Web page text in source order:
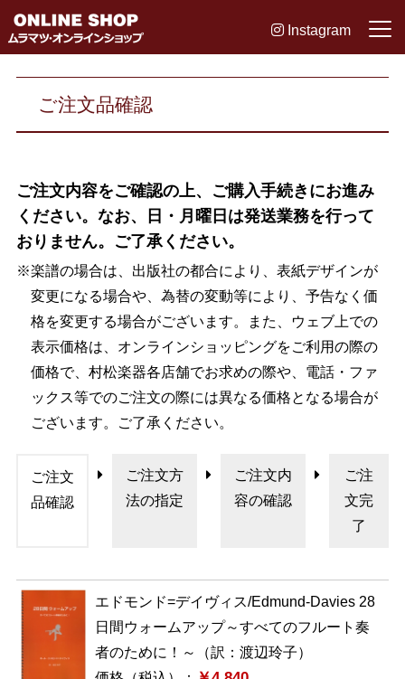
Instagram
ご注文品確認
ご注文内容をご確認の上、ご購入手続きにお進み
ください。なお、日・月曜日は発送業務を行って
おりません。ご了承ください。
※楽譜の場合は、出版社の都合により、表紙デザインが
変更になる場合や、為替の変動等により、予告なく価
格を変更する場合がございます。また、ウェブ上での
表示価格は、オンラインショッピングをご利用の際の
価格で、村松楽器各店舗でお求めの際や、電話・ファ
ックス等でのご注文の際には異なる価格となる場合が
ございます。ご了承ください。
ご注文
品確認
ご注文方
法の指定
ご注文内
容の確認
ご注
文完
了
エドモンド=デイヴィス/Edmund-Davies 28
日間ウォームアップ～すべてのフルート奏
者のために！～（訳：渡辺玲子）